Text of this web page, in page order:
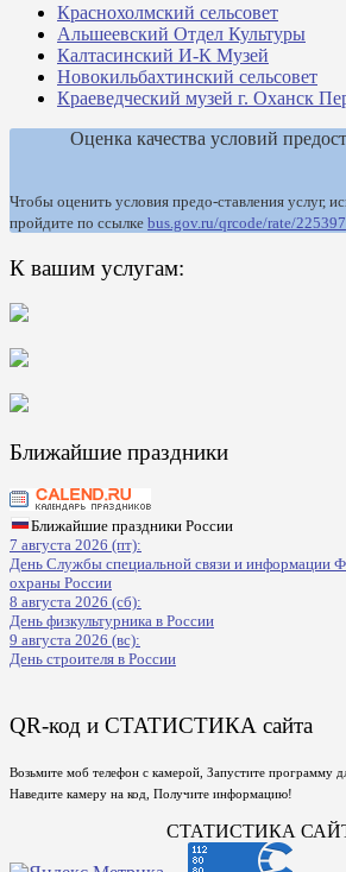
Краснохолмский сельсовет
Альшеевский Отдел Культуры
Калтасинский И-К Музей
Новокильбахтинский сельсовет
Краеведческий музей г. Оханск
Оценка качества условий
Чтобы оценить условия предо-ставления услуг,
пройдите по ссылке bus.gov.ru/qrcode/rate/225397
К вашим услугам:
Ближайшие праздники
Ближайшие праздники России
7 августа 2026 (пт):
День Службы специальной связи и информации
охраны России
8 августа 2026 (сб):
День физкультурника в России
9 августа 2026 (вс):
День строителя в России
QR-код и СТАТИСТИКА сайта
Возьмите моб телефон с камерой, Запустите программу
Наведите камеру на код, Получите информацию!
СТАТИСТИКА